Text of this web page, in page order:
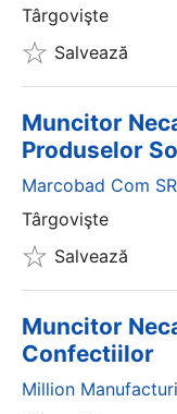
Târgovişte
Salvează
Muncitor
Produselor
Marcobad Com
Târgovişte
Salvează
Muncitor
Confectiilor
Million